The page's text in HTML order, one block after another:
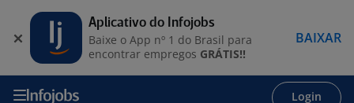
Login
Aplicativo do Infojobs
Baixe o App nº 1 do Brasil para
encontrar empregos GRÁTIS!!
BAIXAR